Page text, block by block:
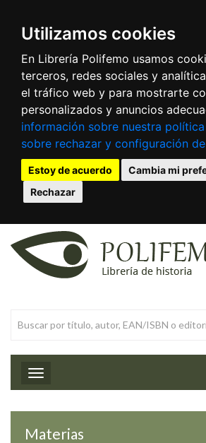
Utilizamos cookies
En Librería Polifemo usamos
terceros, redes sociales y
el tráfico web y para mostrarte
personalizados y anuncios
información sobre nuestra
sobre rechazar y configuración
Estoy de acuerdo
Cambia mi
Rechazar
Toggle navigation
Materias